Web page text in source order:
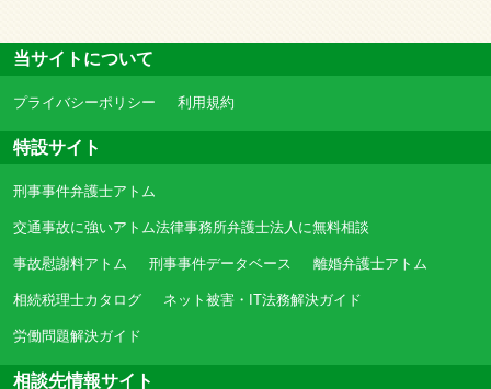
当サイトについて
プライバシーポリシー 利用規約
特設サイト
刑事事件弁護士アトム
交通事故に強いアトム法律事務所弁護士法人に無料相談
事故慰謝料アトム 刑事事件データベース 離婚弁護士アトム
相続税理士カタログ ネット被害・IT法務解決ガイド
労働問題解決ガイド
相談先情報サイト